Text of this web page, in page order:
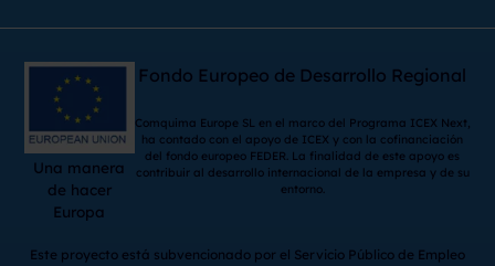
Una manera
de hacer
Europa
Fondo Europeo de Desarrollo Regional
Comquima Europe SL en el marco del Programa ICEX Next,
ha contado con el apoyo de ICEX y con la cofinanciación
del fondo europeo FEDER. La finalidad de este apoyo es
contribuir al desarrollo internacional de la empresa y de su
entorno.
Este proyecto está subvencionado por el Servicio Público de Empleo